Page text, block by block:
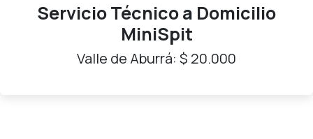
Servicio Técnico a Domicilio
MiniSpit
Valle de Aburrá: $ 20.000